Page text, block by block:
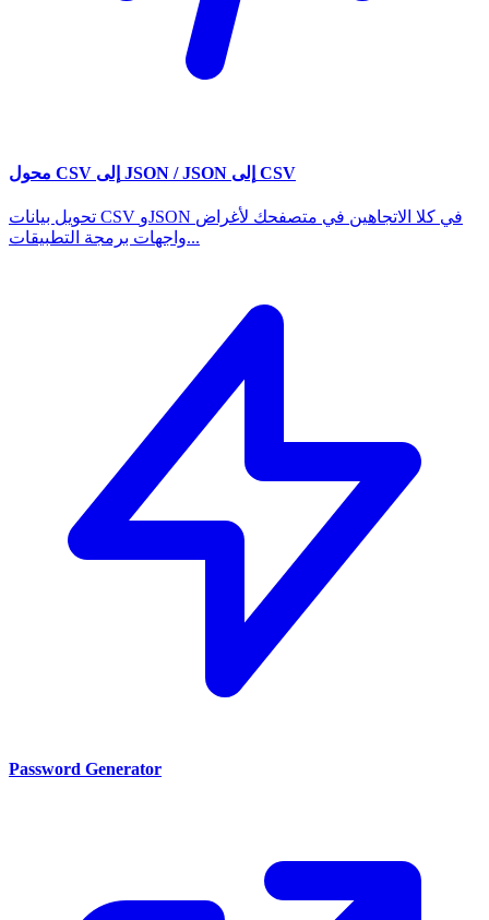
محول CSV إلى JSON / JSON إلى CSV
تحويل بيانات CSV وJSON في كلا الاتجاهين في متصفحك لأغراض
واجهات برمجة التطبيقات...
Password Generator